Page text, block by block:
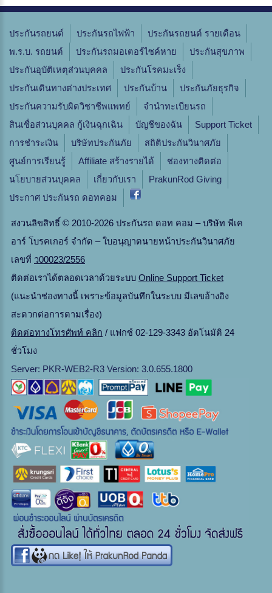
ประกันรถยนต์ ประกันรถไฟฟ้า
ประกันรถยนต์ รายเดือน
พ.ร.บ. รถยนต์
ประกันรถมอเตอร์ไซค์หาย
ประกันสุขภาพ
ประกันอุบัติเหตุส่วนบุคคล
ประกันโรคมะเร็ง
ประกันเดินทางต่างประเทศ
ประกันบ้าน
ประกันภัยธุรกิจ
ประกันความรับผิดวิชาชีพแพทย์
จํานําทะเบียนรถ
สินเชื่อส่วนบุคคล กู้เงินฉุกเฉิน
บัญชีของฉัน
Support Ticket
การชำระเงิน
บริษัทประกันภัย
สถิติประกันวินาศภัย
ศูนย์การเรียนรู้
Affiliate สร้างรายได้
ช่องทางติดต่อ
นโยบายส่วนบุคคล
เกี่ยวกับเรา
PrakunRod Giving
ประกาศ ประกันรถ ดอทคอม
สงวนลิขสิทธิ์ © 2010-2026 ประกันรถ ดอท คอม – บริษัท พีเค
อาร์ โบรคเกอร์ จำกัด – ใบอนุญาตนายหน้าประกันวินาศภัย
เลขที่ ว00023/2556
ติดต่อเราได้ตลอดเวลาด้วยระบบ Online Support Ticket
(แนะนำช่องทางนี้ เพราะข้อมูลบันทึกในระบบ มีเลขอ้างอิง
สะดวกต่อการตามเรื่อง)
ติดต่อทางโทรศัพท์ คลิก / แฟกซ์ 02-129-3343 อัตโนมัติ 24
ชั่วโมง
Server: PKR-WEB2-R3 Version: 3.0.655.1800